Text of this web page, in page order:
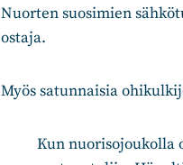
Nuorten suosimien
ostaja.
Myös satunnaisia
Kun nuorisojoukolla